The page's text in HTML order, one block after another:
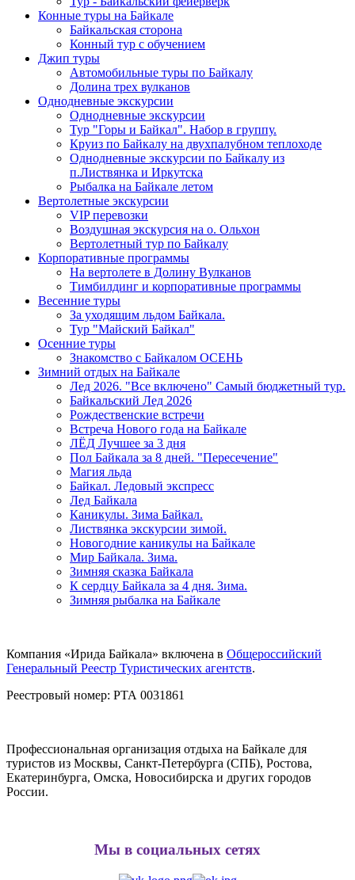
Конные туры на Байкале
Байкальская сторона
Конный тур с обучением
Джип туры
Автомобильные туры по Байкалу
Долина трех вулканов
Однодневные экскурсии
Однодневные экскурсии
Тур "Горы и Байкал". Набор в группу.
Круиз по Байкалу на двухпалубном теплоходе
Однодневные экскурсии по Байкалу из
п.Листвянка и Иркутска
Рыбалка на Байкале летом
Вертолетные экскурсии
VIP перевозки
Воздушная экскурсия на о. Ольхон
Вертолетный тур по Байкалу
Корпоративные программы
На вертолете в Долину Вулканов
Тимбилдинг и корпоративные программы
Весенние туры
За уходящим льдом Байкала.
Тур "Майский Байкал"
Осенние туры
Знакомство с Байкалом ОСЕНЬ
Зимний отдых на Байкале
Лед 2026. "Все включено" Самый бюджетный тур.
Байкальский Лед 2026
Рождественские встречи
Встреча Нового года на Байкале
ЛЁД Лучшее за 3 дня
Пол Байкала за 8 дней. "Пересечение"
Магия льда
Байкал. Ледовый экспресс
Лед Байкала
Каникулы. Зима Байкал.
Листвянка экскурсии зимой.
Новогодние каникулы на Байкале
Мир Байкала. Зима.
Зимняя сказка Байкала
К сердцу Байкала за 4 дня. Зима.
Зимняя рыбалка на Байкале
Компания «Ирида Байкала» включена в Общероссийский
Генеральный Реестр Туристических агентств.
Реестровый номер: РТА 0031861
Профессиональная организация отдыха на Байкале для
туристов из Москвы, Санкт-Петербурга (СПБ), Ростова,
Екатеринбурга, Омска, Новосибирска и других городов
России.
Мы в социальных сетях